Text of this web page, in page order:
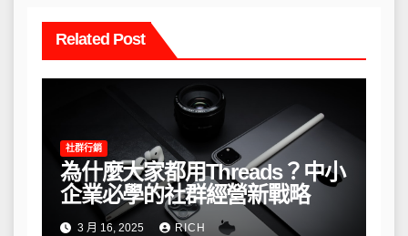
Related Post
社群行銷
為什麼大家都用Threads？中小
企業必學的社群經營新戰略
3 月 16, 2025 RICH